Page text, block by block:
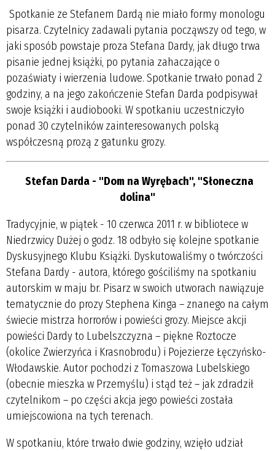
Spotkanie ze Stefanem Dardą nie miało formy monologu
pisarza. Czytelnicy zadawali pytania począwszy od tego, w
jaki sposób powstaje proza Stefana Dardy, jak długo trwa
pisanie jednej książki, po pytania zahaczające o
pozaświaty i wierzenia ludowe. Spotkanie trwało ponad 2
godziny, a na jego zakończenie Stefan Darda podpisywał
swoje książki i audiobooki. W spotkaniu uczestniczyło
ponad 30 czytelników zainteresowanych polską
współczesną prozą z gatunku grozy.
Stefan Darda - "Dom na Wyrębach", "Słoneczna
dolina"
Tradycyjnie, w piątek - 10 czerwca 2011 r. w bibliotece w
Niedrzwicy Dużej o godz. 18 odbyło się kolejne spotkanie
Dyskusyjnego Klubu Książki. Dyskutowaliśmy o twórczości
Stefana Dardy - autora, którego gościliśmy na spotkaniu
autorskim w maju br. Pisarz w swoich utworach nawiązuje
tematycznie do prozy Stephena Kinga – znanego na całym
świecie mistrza horrorów i powieści grozy. Miejsce akcji
powieści Dardy to Lubelszczyzna – piękne Roztocze
(okolice Zwierzyńca i Krasnobrodu) i Pojezierze Łęczyńsko-
Włodawskie. Autor pochodzi z Tomaszowa Lubelskiego
(obecnie mieszka w Przemyślu) i stąd też – jak zdradził
czytelnikom – po części akcja jego powieści została
umiejscowiona na tych terenach.
W spotkaniu, które trwało dwie godziny, wzięło udział